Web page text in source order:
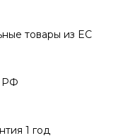
товары из EC
РФ
1 год